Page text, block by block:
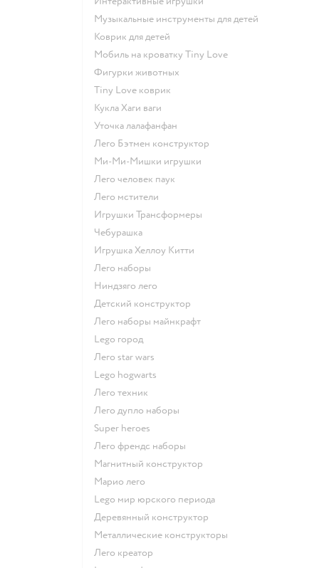
Музыкальные инструменты для детей
Коврик для детей
Мобиль на кроватку Tiny Love
Фигурки животных
Tiny Love коврик
Кукла Хаги ваги
Уточка лалафанфан
Лего Бэтмен конструктор
Ми-Ми-Мишки игрушки
Лего человек паук
Лего мстители
Игрушки Трансформеры
Чебурашка
Игрушка Хеллоу Китти
Лего наборы
Ниндзяго лего
Детский конструктор
Лего наборы майнкрафт
Lego город
Лего star wars
Lego hogwarts
Лего техник
Лего дупло наборы
Super heroes
Лего френдс наборы
Магнитный конструктор
Марио лего
Lego мир юрского периода
Деревянный конструктор
Металлические конструкторы
Лего креатор